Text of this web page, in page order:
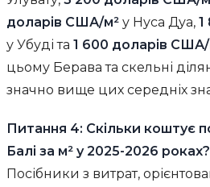
доларів США/м² у Нуса Дуа, 1
у Убуді та 1 600 доларів
цьому Берава та скельні
значно вище цих середніх
Питання 4: Скільки коштує
Балі за м² у 2025-2026 роках?
Посібники з витрат,